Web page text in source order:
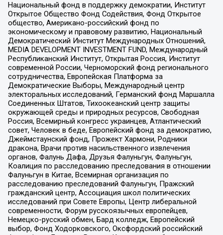
Национальный фонд в поддержку демократии, Институт
Открытое Общество Фонд Содействия, Фонд Открытое
общество, Американо-российский фонд по
экономическому и правовому развитию, Национальный
Демократический Институт Международных Отношений,
MEDIA DEVELOPMENT INVESTMENT FUND, Международный
Республиканский Институт, Открытая Россия, Институт
современной России, Черноморский фонд регионального
сотрудничества, Европейская Платформа за
Демократические Выборы, Международный центр
электоральных исследований, Германский фонд Маршалла
Соединенных Штатов, Тихоокеанский центр защиты
окружающей среды и природных ресурсов, Свободная
Россия, Всемирный конгресс украинцев, Атлантический
совет, Человек в беде, Европейский фонд за демократию,
Джеймстаунский фонд, Прожект Хармони, Родники
дракона, Врачи против насильственного извлечения
органов, Фалунь Дафа, Друзья Фалуньгун, Фалуньгун,
Коалиция по расследованию преследования в отношении
Фалуньгун в Китае, Всемирная организация по
расследованию преследований Фалуньгун, Пражский
гражданский центр, Ассоциация школ политических
исследований при Совете Европы, Центр либеральной
современности, Форум русскоязычных европейцев,
Немецко-русский обмен, Бард колледж, Европейский
выбор, Фонд Ходорковского, Оксфордский российский